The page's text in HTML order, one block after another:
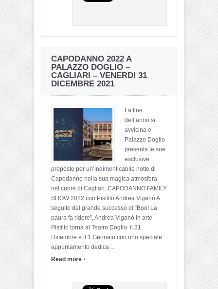
CAPODANNO 2022 A
PALAZZO DOGLIO –
CAGLIARI – VENERDI 31
DICEMBRE 2021
La fine
dell’anno si
avvicina e
Palazzo Doglio
presenta le sue
esclusive
proposte per un’indimenticabile notte di
Capodanno nella sua magica atmosfera,
nel cuore di Cagliari. CAPODANNO FAMILY
SHOW 2022 con Pistillo Andrea Viganò A
seguito del grande successo di “Boo! La
paura fa ridere”, Andrea Viganò in arte
Pistillo torna al Teatro Doglio il 31
Dicembre e il 1 Gennaio con uno speciale
appuntamento dedica ...
Read more ›